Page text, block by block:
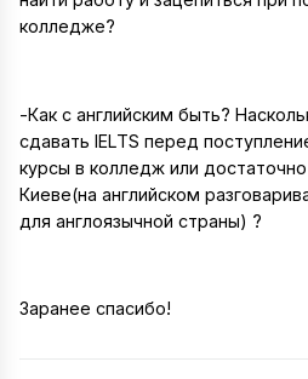
колледже?
-Как с английским быть?
сдавать IELTS перед
курсы в колледж или
Киеве(на английском
для англоязычной страны) ?
Заранее спасибо!